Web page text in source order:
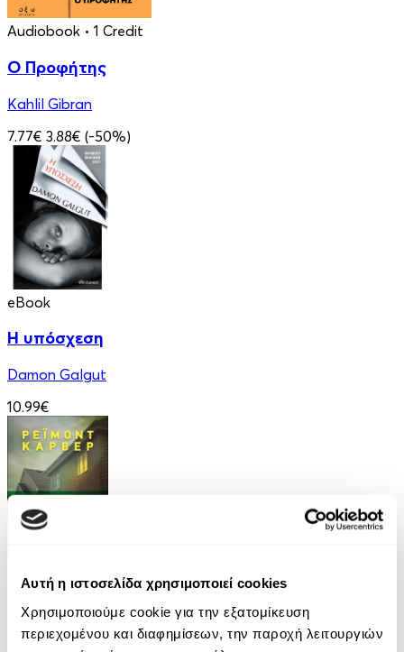
Αυτή η ιστοσελίδα χρησιμοποιεί cookies
Χρησιμοποιούμε cookie για την εξατομίκευση
περιεχομένου και διαφημίσεων, την παροχή λειτουργιών
Audiobook • 1 Credit
Ο Προφήτης
Kahlil Gibran
7.77€ 3.88€ (-50%)
eBook
Η υπόσχεση
Damon Galgut
10.99€
eBook
Ελέφαντας
Ρέιμοντ Κάρβερ